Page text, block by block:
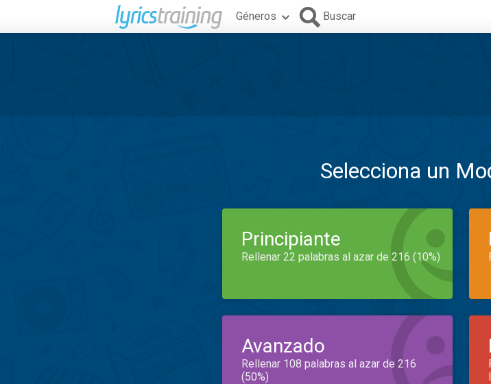
Géneros Buscar
Selecciona un
Principiante
Rellenar 22 palabras al azar de 216 (10%)
Avanzado
Rellenar 108 palabras al azar de 216
(50%)